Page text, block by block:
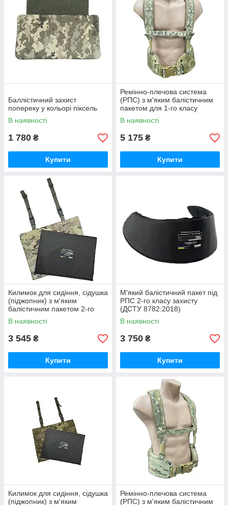
Баллістичний захист
попереку у кольорі піксель
В наявності
1 780 ₴
Купити
Ремінно-плечова система
(РПС) з м'яким балістичним
пакетом для 1-го класу
захисту ДСТУ 8782:2018
В наявності
5 175 ₴
Купити
Килимок для сидіння, сідушка
(піджопник) з м'яким
балістичним пакетом 2-го
класу захисту (ДСТУ
8782:2018) у кольорі
В наявності
3 545 ₴
Купити
М'який балістичний пакет під
РПС 2-го класу захисту
(ДСТУ 8782:2018)
В наявності
3 750 ₴
Купити
Килимок для сидіння, сідушка
(піджопник) з м'яким
Ремінно-плечова система
(РПС) з м'яким балістичним